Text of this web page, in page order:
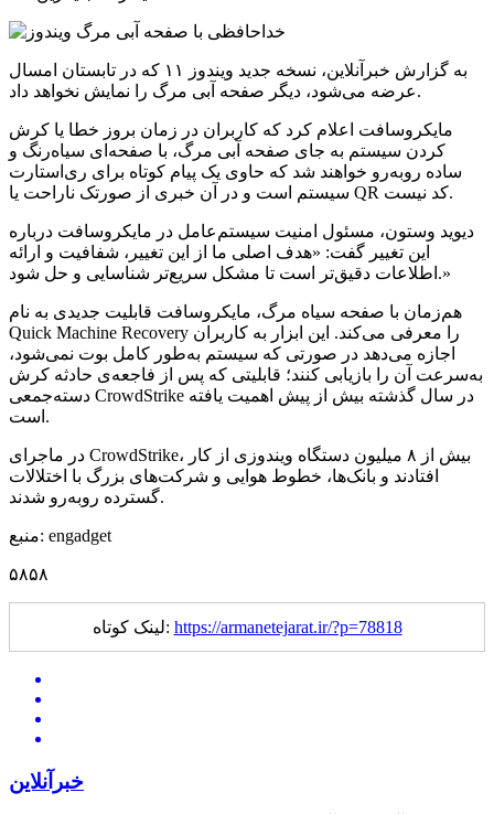
به گزارش خبرآنلاین، نسخه جدید ویندوز ۱۱ که در تابستان امسال
عرضه می‌شود، دیگر صفحه آبی مرگ را نمایش نخواهد داد.
مایکروسافت اعلام کرد که کاربران در زمان بروز خطا یا کرش
کردن سیستم به جای صفحه آبی مرگ، با صفحه‌ای سیاه‌رنگ و
ساده روبه‌رو خواهند شد که حاوی یک پیام کوتاه برای ری‌استارت
سیستم است و در آن خبری از صورتک ناراحت یا QR کد نیست.
دیوید وستون، مسئول امنیت سیستم‌عامل در مایکروسافت درباره
این تغییر گفت:‌ «هدف اصلی ما از این تغییر، شفافیت و ارائه
اطلاعات دقیق‌تر است تا مشکل سریع‌تر شناسایی و حل شود.»
هم‌زمان با صفحه سیاه مرگ، مایکروسافت قابلیت جدیدی به نام
Quick Machine Recovery را معرفی می‌کند. این ابزار به کاربران
اجازه می‌دهد در صورتی که سیستم به‌طور کامل بوت نمی‌شود،
به‌سرعت آن را بازیابی کنند؛ قابلیتی که پس از فاجعه‌ی حادثه کرش
دسته‌جمعی CrowdStrike در سال گذشته بیش از پیش اهمیت یافته
است.
در ماجرای CrowdStrike، بیش از ۸ میلیون دستگاه ویندوزی از کار
افتادند و بانک‌ها، خطوط هوایی و شرکت‌های بزرگ با اختلالات
گسترده روبه‌رو شدند.
منبع: engadget
۵۸۵۸
لینک کوتاه: https://armanetejarat.ir/?p=78818
خبرآنلاین